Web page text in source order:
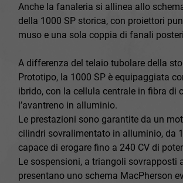
Anche la fanaleria si allinea allo
della 1000 SP storica, con proiettori
muso e una sola coppia di fanali
A differenza del telaio tubolare della
Prototipo, la 1000 SP è equipaggiata
ibrido, con la cellula centrale in fibra di
l’avantreno in alluminio.
Le prestazioni sono garantite da un
cilindri sovralimentato in alluminio, da
capace di erogare fino a 240 CV di
Le sospensioni, a triangoli sovrapposti
presentano uno schema MacPherson